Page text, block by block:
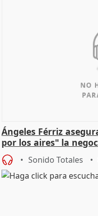
Ángeles Férriz
por los aires" la
SMA
Sonido Totales